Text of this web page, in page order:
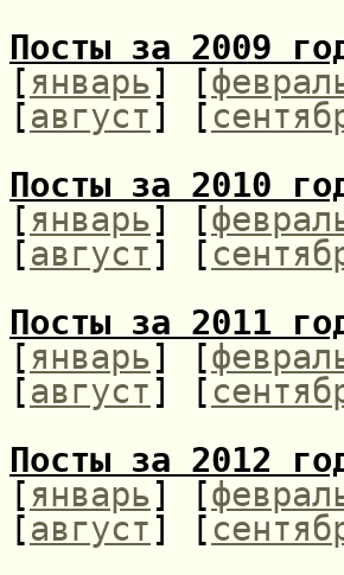
Посты за 2009
[январь] [
[август] [
Посты за 2010
[январь] [
[август] [
Посты за 2011
[январь] [
[август] [
Посты за 2012
[январь] [
[август] [